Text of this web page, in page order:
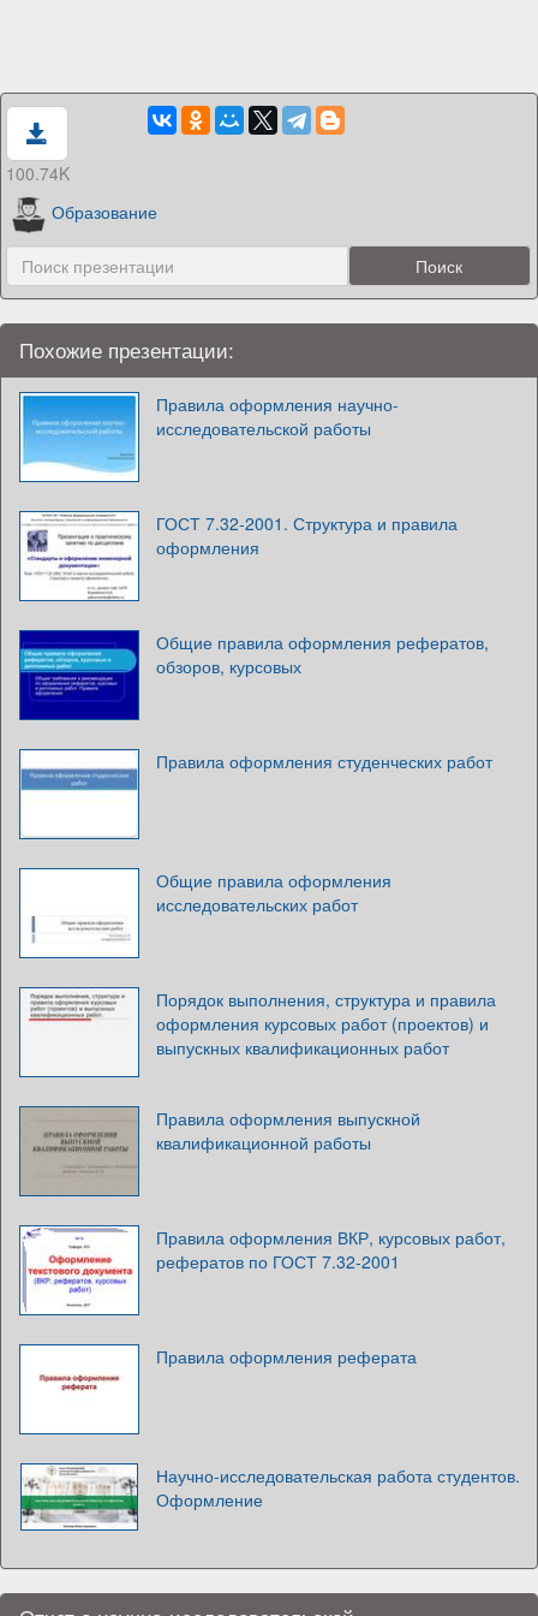
100.74K
Образование
Похожие презентации:
Правила оформления научно-
исследовательской работы
ГОСТ 7.32-2001. Структура и правила
оформления
Общие правила оформления рефератов,
обзоров, курсовых
Правила оформления студенческих работ
Общие правила оформления
исследовательских работ
Порядок выполнения, структура и правила
оформления курсовых работ (проектов) и
выпускных квалификационных работ
Правила оформления выпускной
квалификационной работы
Правила оформления ВКР, курсовых работ,
рефератов по ГОСТ 7.32-2001
Правила оформления реферата
Научно-исследовательская работа студентов.
Оформление